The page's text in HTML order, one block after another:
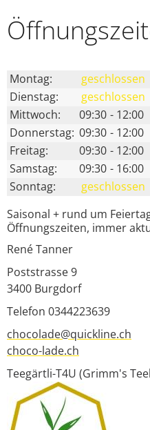
Montag:
geschlossen
Dienstag:
geschlossen
Mittwoch:
09:30 - 12:00
Donnerstag: 09:30 - 12:00
Freitag:
09:30 - 12:00
Samstag:
09:30 - 16:00
Sonntag:
geschlossen
Saisonal + rund um
Öffnungszeiten, immer
René Tanner
Poststrasse 9
3400 Burgdorf
Telefon 0344223639
chocolade@quickline.ch
choco-lade.ch
Teegärtli-T4U (Grimm's